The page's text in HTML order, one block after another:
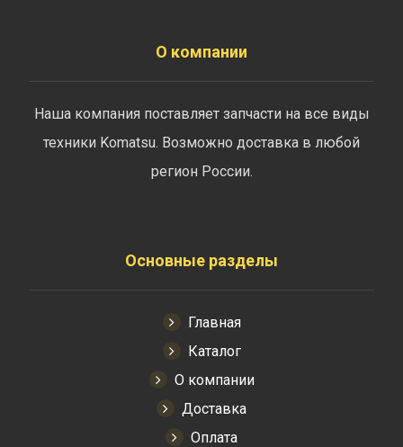
О компании
Наша компания поставляет запчасти на все виды
техники Komatsu. Возможно доставка в любой
регион России.
Основные разделы
Главная
Каталог
О компании
Доставка
Оплата